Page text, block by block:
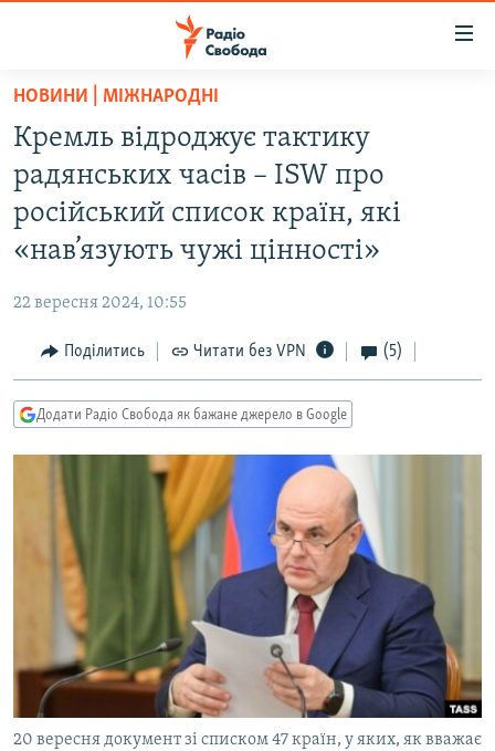
Перейти
основного
матеріалу
Перейти
до
основної
Перейти
пошуку
ВСЕ ЗА ДОБУ
СТАТТІ
ПОЛІТИКА
СУСПІЛЬСТВО
КУЛЬТУРА
СПОРТ
ДОНБАС.РЕАЛІЇ
КРИМ.РЕАЛІЇ
ТИ ЯК?
КИТАЙ.ВИКЛИКИ
МУЛЬТИМЕДІА
ФОТО
ПОДКАСТИ
КРИМ РЕАЛІЇ
РУС
НОВИНИ | МІЖНАРОДНІ
Кремль відроджує тактику
радянських часів – ISW про
російський список країн, які
«нав’язують чужі цінності»
22 вересня 2024, 10:55
Поділитись Читати без VPN (5)
Додати Радіо Свобода як бажане джерело в Google
20 вересня документ зі списком 47 країн, у яких, як вважає